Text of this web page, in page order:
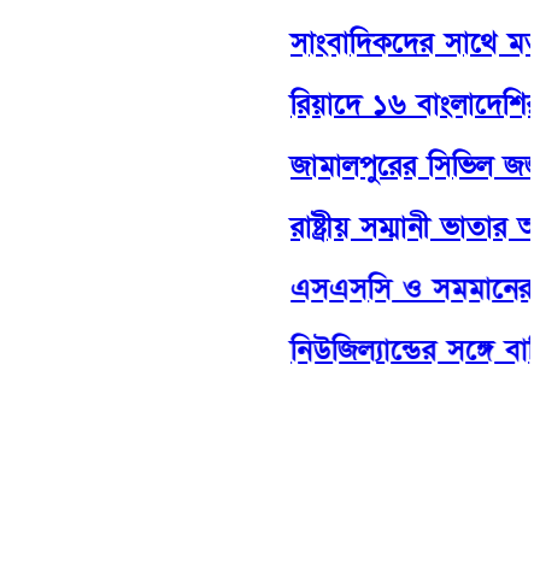
সাংবাদিকদের সাথে
রিয়াদে ১৬ বাংলাদেশির
জামালপুরের সিভিল
রাষ্ট্রীয় সম্মানী ভাতার
এসএসসি ও সমমানের
নিউজিল্যান্ডের সঙ্গে